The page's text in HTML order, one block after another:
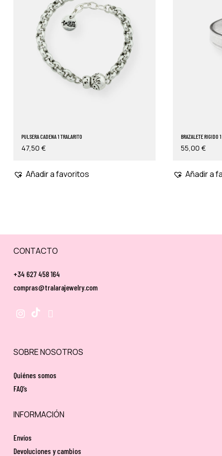
PULSERA CADENA 1 TRALARITO
47,50 €
Añadir a favoritos
BRAZALETE RIGIDO
55,00 €
Añadir a
CONTACTO
+34 627 458 164
compras@tralarajewelry.com
SOBRE NOSOTROS
Quiénes somos
FAQ’s
INFORMACIÓN
Envíos
Devoluciones y cambios